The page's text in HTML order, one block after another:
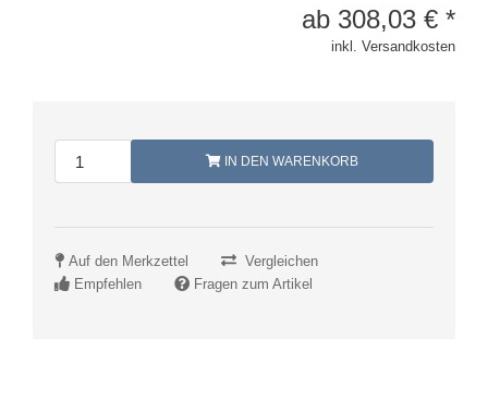
ab 308,03 € *
inkl. Versandkosten
IN DEN WARENKORB
Auf den Merkzettel
Vergleichen
Empfehlen
Fragen zum Artikel